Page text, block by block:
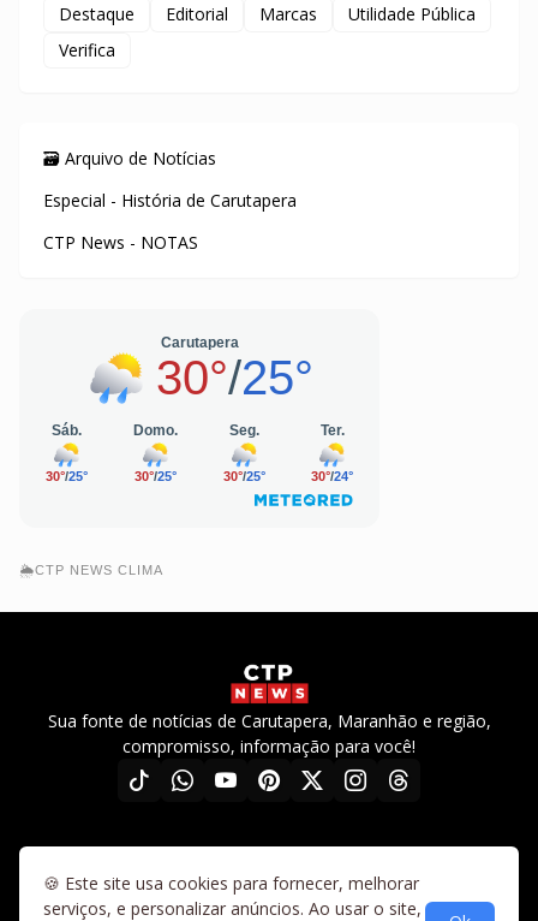
Destaque
Editorial Marcas
Utilidade Pública
Verifica
🗃️ Arquivo de Notícias
Especial - História de Carutapera
CTP News - NOTAS
🌦️CTP NEWS CLIMA
Sua fonte de notícias de Carutapera, Maranhão e região,
compromisso, informação para você!
HomeDiretrizesSobre nósFale conoscoTermos de uso
🍪 Este site usa cookies para fornecer, melhorar
serviços, e personalizar anúncios. Ao usar o site,